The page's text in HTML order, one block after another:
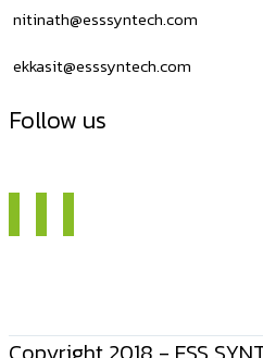
nitinath@esssyntech.com
ekkasit@esssyntech.com
Follow us